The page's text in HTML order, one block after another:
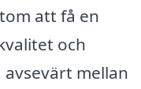
att få en
och
mellan